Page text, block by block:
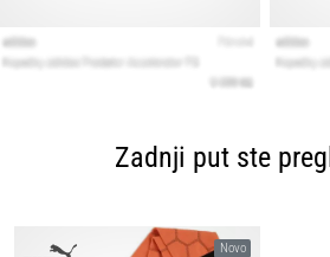
Zadnji put ste
Novo